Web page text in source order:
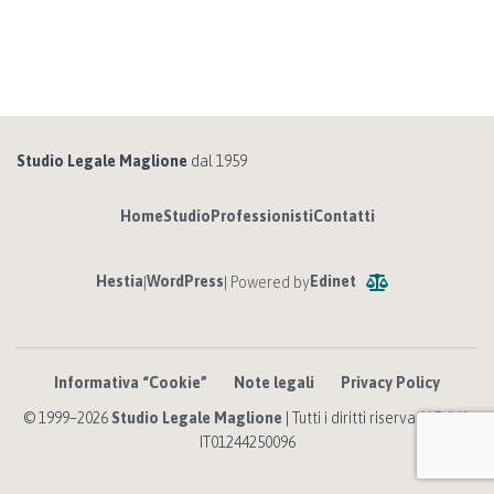
Studio Legale Maglione dal 1959
HomeStudio ProfessionistiContatti
Hestia|WordPress| Powered byEdinet
Informativa “Cookie” Note legali
Privacy Policy
© 1999–2026Studio Legale Maglione | Tutti i diritti riservati | P. IVA
IT01244250096